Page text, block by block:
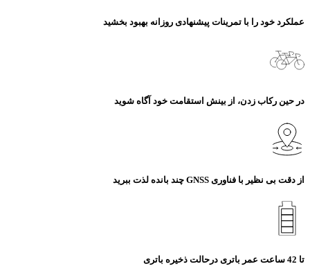
عملکرد خود را با تمرینات پیشنهادی روزانه بهبود بخشید
در حین رکاب زدن، از بینش استقامت خود آگاه شوید
از دقت بی‌ نظیر با فناوری GNSS چند بانده لذت ببرید
تا 42 ساعت عمر باتری درحالت ذخیره باتری